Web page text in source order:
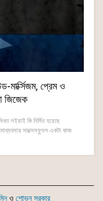
মার্ক্সিজম, প্রেম ও
জিজেক
লইয়াই কি নির্মিত হয়েছে
সাক্সেসফ্যুল একটা কাজ
ও শোভন সরকার